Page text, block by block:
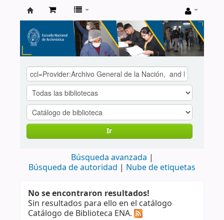
Catálogo
de
Biblioteca
ENA
Ir
Búsqueda avanzada
Búsqueda de autoridad
Nube de etiquetas
No se encontraron resultados!
Sin resultados para ello en el catálogo
Catálogo de Biblioteca ENA.